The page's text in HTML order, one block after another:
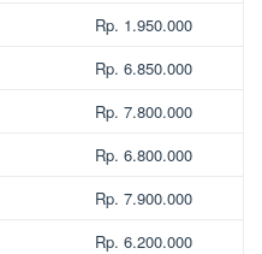
Rp. 1.950.000
Rp. 6.850.000
Rp. 7.800.000
Rp. 6.800.000
Rp. 7.900.000
Rp. 6.200.000